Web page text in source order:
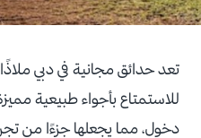
تعد حدائق مجانية في دبي ملاذًا
للاستمتاع بأجواء طبيعية
دخول، مما يجعلها جزءًا من